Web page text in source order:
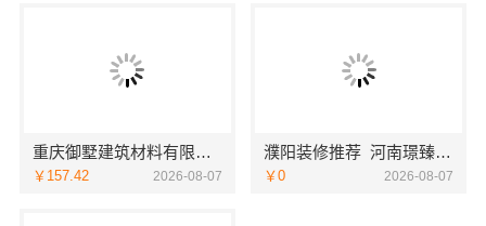
重庆御墅建筑材料有限公司：本地别墅建造优惠活动抗震防风
￥157.42 2026-08-07
濮阳装修推荐_河南璟臻环保建材有限公司本土深耕全流程一体化服务
￥0 2026-08-07